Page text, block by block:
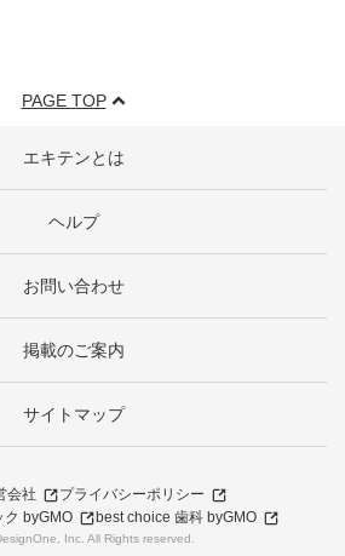
PAGE TOP
エキテンとは
ヘルプ
お問い合わせ
掲載のご案内
サイトマップ
会社
プライバシーポリシー
ク byGMO
best choice 歯科 byGMO
Inc. All Rights reserved.